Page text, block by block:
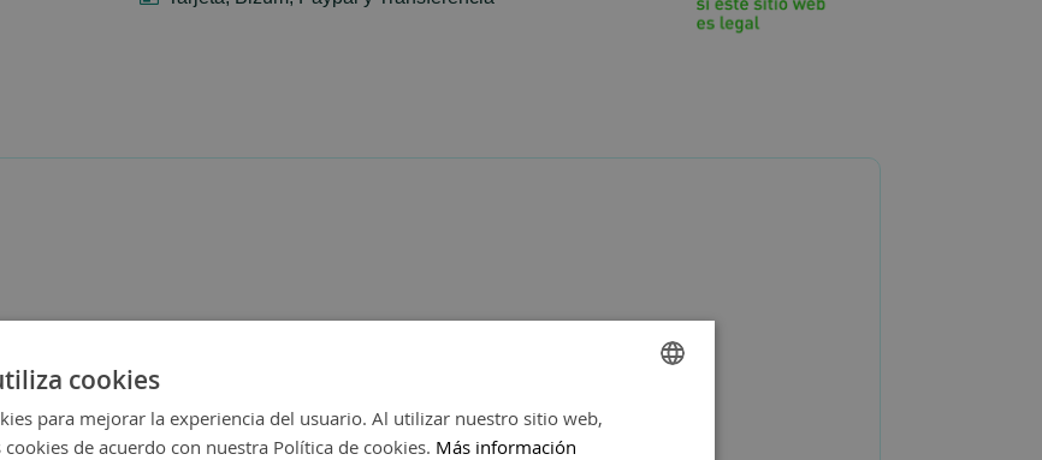
cookies
para mejorar la experiencia del usuario. Al utilizar nuestro sitio web,
de acuerdo con nuestra Política de cookies. Más información